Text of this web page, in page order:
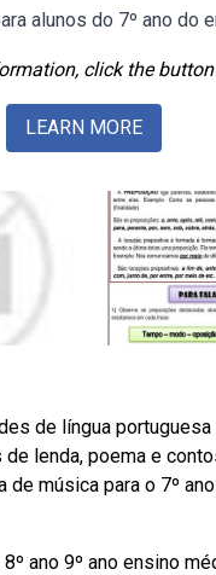
alunos do 7º ano do
click the button
LEARN MORE
de língua
lenda, poema e
música para o 7º
ano 9º ano ensino